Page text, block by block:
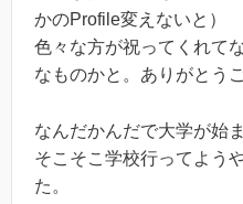
かのProfile変えないと）
色々な方が祝ってくれて
なものかと。ありがとう
なんだかんだで大学が始
そこそこ学校行ってよう
た。